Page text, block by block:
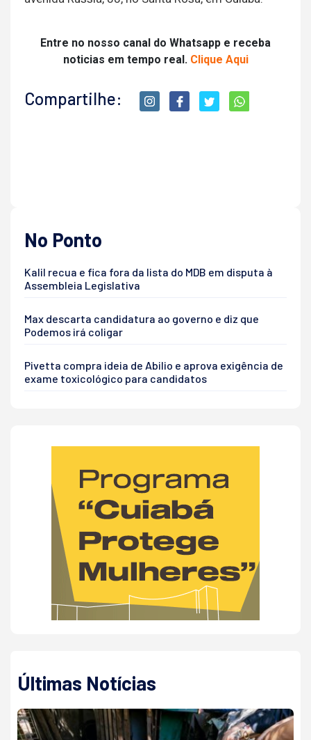
Entre no nosso canal do Whatsapp e receba
noticias em tempo real. Clique Aqui
Compartilhe:
No Ponto
Kalil recua e fica fora da lista do MDB em disputa à
Assembleia Legislativa
Max descarta candidatura ao governo e diz que
Podemos irá coligar
Pivetta compra ideia de Abilio e aprova exigência de
exame toxicológico para candidatos
Últimas Notícias